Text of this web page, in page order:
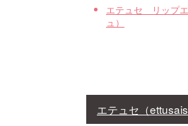
エテュセ リップ
ュ）
エテュセ（ettusais